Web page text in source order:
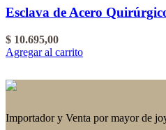
Esclava de Acero
$ 10.695,00
Agregar al carrito
Importador y Venta por mayor de